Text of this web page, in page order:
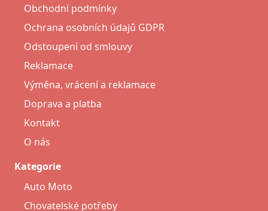
Obchodní podmínky
Ochrana osobních údajů GDPR
Odstoupení od smlouvy
Reklamace
Výměna, vrácení a reklamace
Doprava a platba
Kontakt
O nás
Kategorie
Auto Moto
Chovatelské potřeby